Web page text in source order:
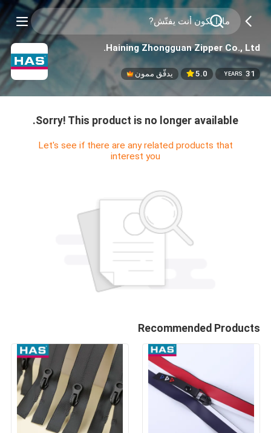
Haining Zhongguan Zipper Co., Ltd.
31
YEARS
5.0 يدقّق ممون
Sorry! This product is no longer available.
Let's see if there are any related products that
interest you
Recommended Products